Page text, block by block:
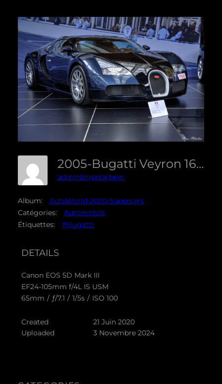
2005-Bugatti Veyron 16.4-Eq04
adminbigpolarbear
Album:
AutoWorld-2020-Supercars
Catégories:
Automobile
Étiquettes:
#Bugatti
DETAILS
Canon EOS 5D Mark III
EF24-105mm f/4L IS USM
65mm / ƒ/7.1 / 1/5s / ISO 100
Created
21 Juin 2020
Uploaded
3 Novembre 2024